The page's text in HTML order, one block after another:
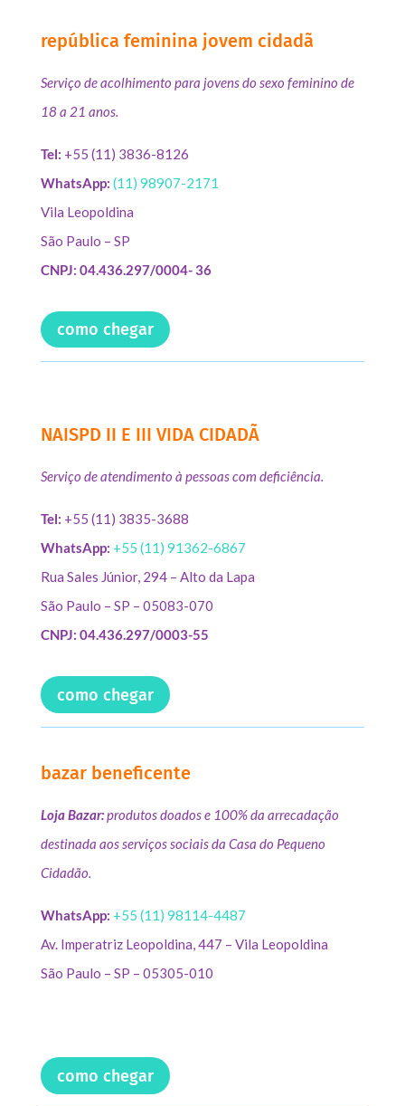
república feminina jovem cidadã
Serviço de acolhimento para jovens do sexo feminino de
18 a 21 anos.
Tel: +55 (11) 3836-8126
WhatsApp: (11) 98907-2171
Vila Leopoldina
São Paulo – SP
CNPJ: 04.436.297/0004- 36
como chegar
NAISPD II E III VIDA CIDADÃ
Serviço de atendimento à pessoas com deficiência.
Tel: +55 (11) 3835-3688
WhatsApp: +55 (11) 91362-6867
Rua Sales Júnior, 294 – Alto da Lapa
São Paulo – SP – 05083-070
CNPJ: 04.436.297/0003-55
como chegar
bazar beneficente
Loja Bazar:produtos doados e 100% da arrecadação
destinada aos serviços sociais da Casa do Pequeno
Cidadão.
WhatsApp: +55 (11) 98114-4487
Av. Imperatriz Leopoldina, 447 – Vila Leopoldina
São Paulo – SP – 05305-010
como chegar